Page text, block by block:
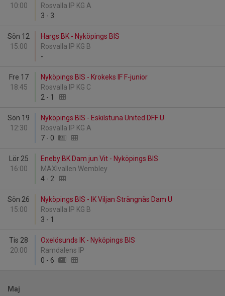
10:00
Rosvalla IP KG A
3 - 3
Sön 12
15:00
Hargs BK - Nyköpings BIS
Rosvalla IP KG B
-
Fre 17
18:45
Nyköpings BIS - Krokeks IF F-junior
Rosvalla IP KG C
2 - 1
Sön 19
12:30
Nyköpings BIS - Eskilstuna United DFF U
Rosvalla IP KG A
7 - 0
Lör 25
16:00
Eneby BK Dam jun Vit - Nyköpings BIS
MAXIvallen Wembley
4 - 2
Sön 26
15:00
Nyköpings BIS - IK Viljan Strängnäs Dam U
Rosvalla IP KG B
3 - 1
Tis 28
20:00
Oxelösunds IK - Nyköpings BIS
Ramdalens IP
0 - 6
Maj